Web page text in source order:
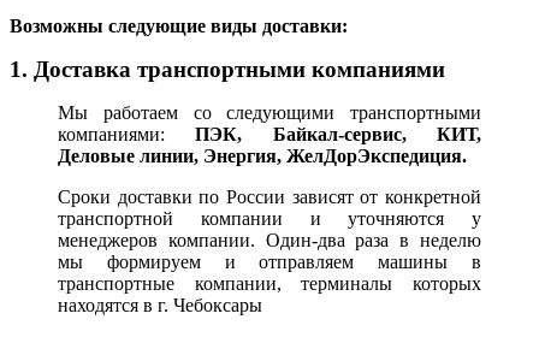
Возможны следующие виды доставки:
1. Доставка транспортными компаниями
Мы работаем со следующими транспортными
компаниями:ПЭК, Байкал-сервис, КИТ,
Деловые линии, Энергия, ЖелДорЭкспедиция.
Сроки доставки по России зависят от конкретной
транспортной компании и уточняются у
менеджеров компании. Один-два раза в неделю
мы формируем и отправляем машины в
транспортные компании, терминалы которых
находятся в г. Чебоксары